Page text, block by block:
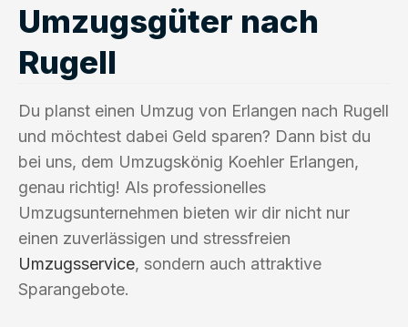
Umzugsgüter nach
Rugell
Du planst einen Umzug von Erlangen nach Rugell
und möchtest dabei Geld sparen? Dann bist du
bei uns, dem Umzugskönig Koehler Erlangen,
genau richtig! Als professionelles
Umzugsunternehmen bieten wir dir nicht nur
einen zuverlässigen und stressfreien
Umzugsservice, sondern auch attraktive
Sparangebote.